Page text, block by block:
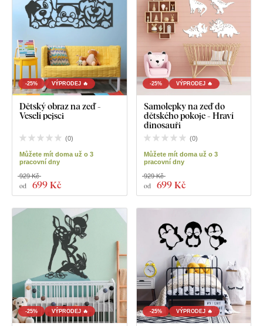
-25% VÝPRODEJ 🔥
Dětský obraz na zeď -
Veselí pejsci
(0)
Můžete mít doma už o 3
pracovní dny
od 699 Kč
929 Kč
-25% VÝPRODEJ 🔥
Samolepky na zeď do
dětského pokoje - Hraví
dinosauři
(0)
Můžete mít doma už o 3
pracovní dny
od 699 Kč
929 Kč
-25% VÝPRODEJ 🔥 -25% VÝPRODEJ 🔥